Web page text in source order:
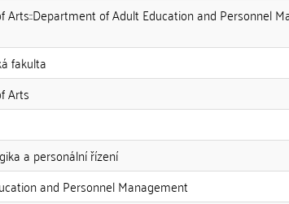
Arts::Department of Adult Education and Personnel
fakulta
Arts
a personální řízení
and Personnel Management